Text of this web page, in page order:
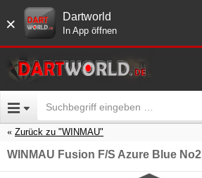
× Dartworld
In App öffnen
Zurück zu "WINMAU"
WINMAU Fusion F/S Azure Blue No2